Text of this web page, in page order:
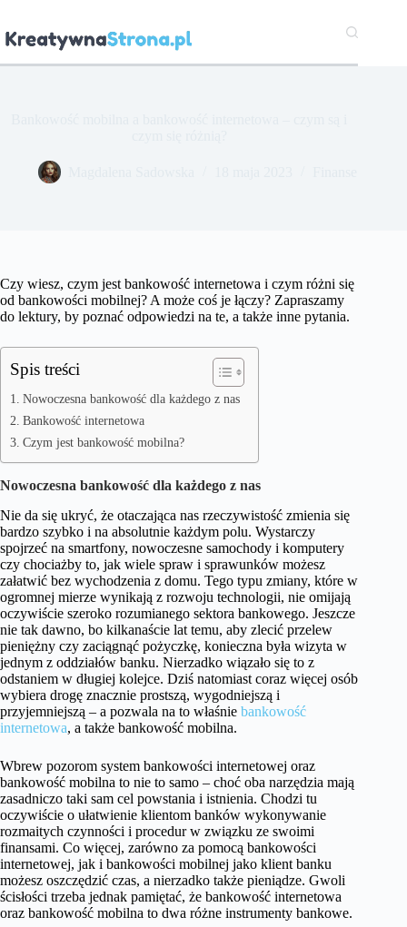
treści
Czy wiesz, czym jest bankowość internetowa i czym różni się
od bankowości mobilnej? A może coś je łączy? Zapraszamy
do lektury, by poznać odpowiedzi na te, a także inne pytania.
Spis treści
Nowoczesna bankowość dla każdego z nas
Bankowość internetowa
Czym jest bankowość mobilna?
Nowoczesna bankowość dla każdego z nas
Nie da się ukryć, że otaczająca nas rzeczywistość zmienia się
bardzo szybko i na absolutnie każdym polu. Wystarczy
spojrzeć na smartfony, nowoczesne samochody i komputery
czy chociażby to, jak wiele spraw i sprawunków możesz
załatwić bez wychodzenia z domu. Tego typu zmiany, które w
ogromnej mierze wynikają z rozwoju technologii, nie omijają
oczywiście szeroko rozumianego sektora bankowego. Jeszcze
nie tak dawno, bo kilkanaście lat temu, aby zlecić przelew
pieniężny czy zaciągnąć pożyczkę, konieczna była wizyta w
jednym z oddziałów banku. Nierzadko wiązało się to z
odstaniem w długiej kolejce. Dziś natomiast coraz więcej osób
wybiera drogę znacznie prostszą, wygodniejszą i
przyjemniejszą – a pozwala na to właśnie bankowość
internetowa, a także bankowość mobilna.
Wbrew pozorom system bankowości internetowej oraz
bankowość mobilna to nie to samo – choć oba narzędzia mają
zasadniczo taki sam cel powstania i istnienia. Chodzi tu
oczywiście o ułatwienie klientom banków wykonywanie
rozmaitych czynności i procedur w związku ze swoimi
finansami. Co więcej, zarówno za pomocą bankowości
internetowej, jak i bankowości mobilnej jako klient banku
możesz oszczędzić czas, a nierzadko także pieniądze. Gwoli
ścisłości trzeba jednak pamiętać, że bankowość internetowa
oraz bankowość mobilna to dwa różne instrumenty bankowe.